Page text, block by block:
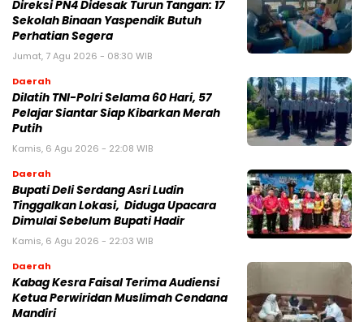
Direksi PN4 Didesak Turun Tangan: 17
Sekolah Binaan Yaspendik Butuh
Perhatian Segera
Jumat, 7 Agu 2026 - 08:30 WIB
Daerah
Dilatih TNI-Polri Selama 60 Hari, 57
Pelajar Siantar Siap Kibarkan Merah
Putih
Kamis, 6 Agu 2026 - 22:08 WIB
Daerah
Bupati Deli Serdang Asri Ludin
Tinggalkan Lokasi, Diduga Upacara
Dimulai Sebelum Bupati Hadir
Kamis, 6 Agu 2026 - 22:03 WIB
Daerah
Kabag Kesra Faisal Terima Audiensi
Ketua Perwiridan Muslimah Cendana
Mandiri